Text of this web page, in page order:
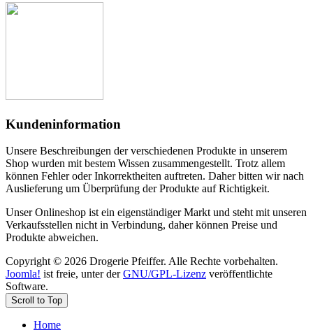
Kundeninformation
Unsere Beschreibungen der verschiedenen Produkte in unserem
Shop wurden mit bestem Wissen zusammengestellt. Trotz allem
können Fehler oder Inkorrektheiten auftreten. Daher bitten wir nach
Auslieferung um Überprüfung der Produkte auf Richtigkeit.
Unser Onlineshop ist ein eigenständiger Markt und steht mit unseren
Verkaufsstellen nicht in Verbindung, daher können Preise und
Produkte abweichen.
Copyright © 2026 Drogerie Pfeiffer. Alle Rechte vorbehalten.
Joomla! ist freie, unter derGNU/GPL-Lizenz veröffentlichte
Software.
Scroll to Top
Home